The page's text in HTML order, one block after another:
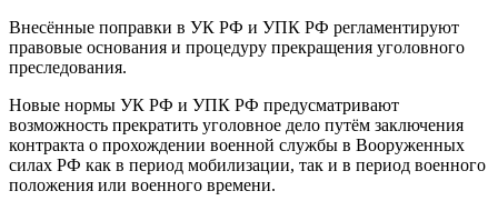
Внесённые поправки в УК РФ и УПК РФ регламентируют
правовые основания и процедуру прекращения уголовного
преследования.
Новые нормы УК РФ и УПК РФ предусматривают
возможность прекратить уголовное дело путём заключения
контракта о прохождении военной службы в Вооруженных
силах РФ как в период мобилизации, так и в период военного
положения или военного времени.